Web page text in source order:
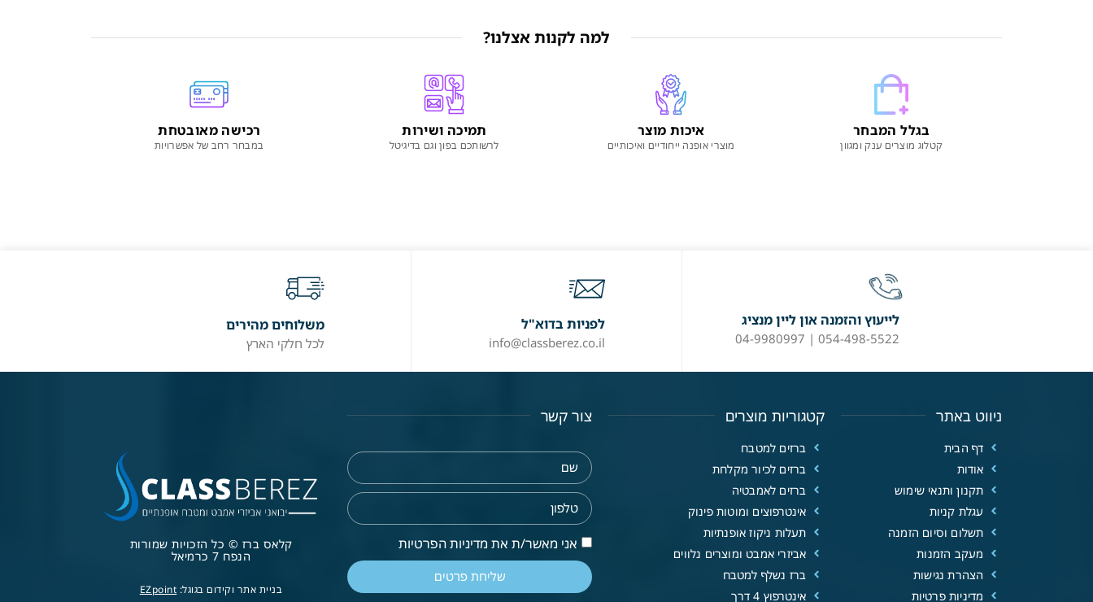
למה לקנות אצלנו?
בגלל המבחר
קטלוג מוצרים ענק ומגוון
איכות מוצר
מוצרי אופנה ייחודיים ואיכותיים
תמיכה ושירות
לרשותכם בפון וגם בדיגיטל
רכישה מאובטחת
במבחר רחב של אפשרויות
לייעוץ והזמנה און ליין מנציג
054-498-5522 | 04-9980997
לפניות בדוא"ל
info@classberez.co.il
משלוחים מהירים
לכל חלקי הארץ
ניווט באתר
דף הבית
אודות
תקנון ותנאי שימוש
עגלת קניות
תשלום וסיום הזמנה
מעקב הזמנות
הצהרת נגישות
מדיניות פרטיות
קטגוריות מוצרים
ברזים למטבח
ברזים לכיור מקלחת
ברזים לאמבטיה
אינטרפוצים ומוטות פינוק
תעלות ניקוז אופנתיות
אביזרי אמבט ומוצרים נלווים
ברז נשלף למטבח
אינטרפוץ 4 דרך
צור קשר
אני מאשר/ת את מדיניות הפרטיות
שליחת פרטים
קלאס ברז © כל הזכויות שמורות
הנפח 7 כרמיאל
בניית אתר וקידום בגוגל: EZpoint